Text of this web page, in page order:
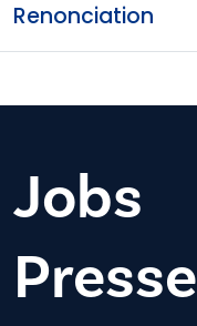
Renonciation
Jobs
Presse